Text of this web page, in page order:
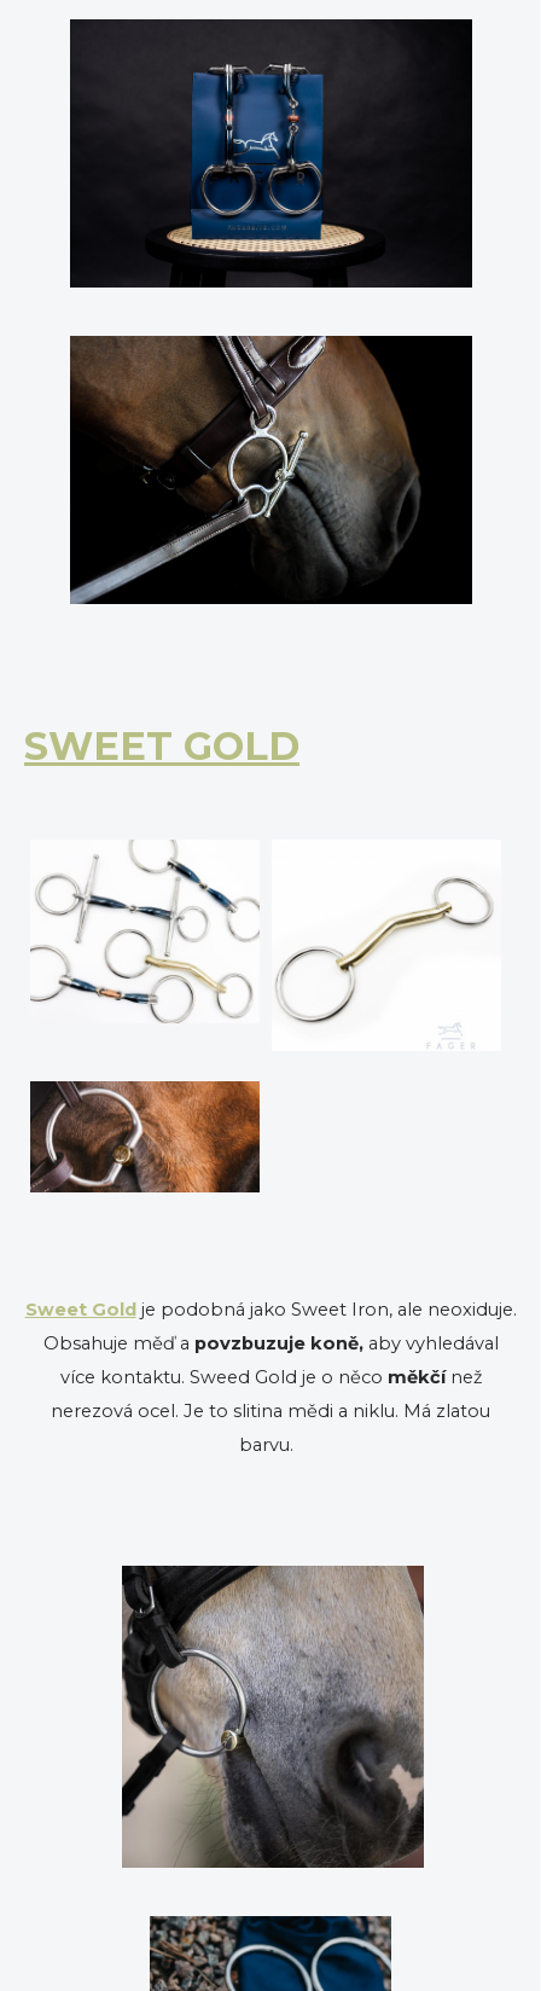
SWEET GOLD
Sweet Gold je podobná jako Sweet Iron, ale neoxiduje.
Obsahuje měď a povzbuzuje koně,aby vyhledával
více kontaktu. Sweed Gold je o něco měkčínež
nerezová ocel. Je to slitina mědi a niklu. Má zlatou
barvu.